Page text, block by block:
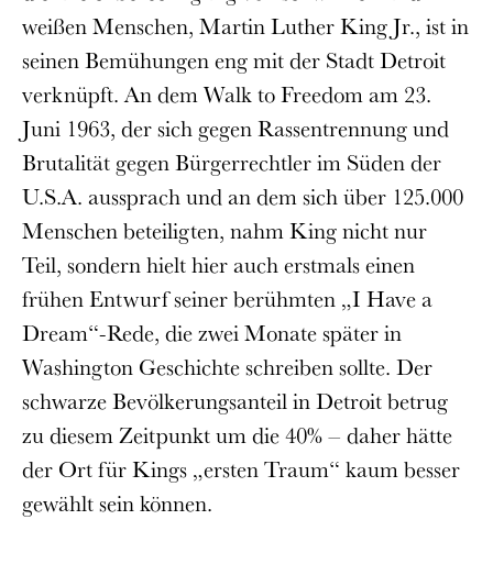
weißen Menschen, Martin Luther King Jr., ist in
seinen Bemühungen eng mit der Stadt Detroit
verknüpft. An dem Walk to Freedom am 23.
Juni 1963, der sich gegen Rassentrennung und
Brutalität gegen Bürgerrechtler im Süden der
U.S.A. aussprach und an dem sich über 125.000
Menschen beteiligten, nahm King nicht nur
Teil, sondern hielt hier auch erstmals einen
frühen Entwurf seiner berühmten „I Have a
Dream“-Rede, die zwei Monate später in
Washington Geschichte schreiben sollte. Der
schwarze Bevölkerungsanteil in Detroit betrug
zu diesem Zeitpunkt um die 40% – daher hätte
der Ort für Kings „ersten Traum“ kaum besser
gewählt sein können.